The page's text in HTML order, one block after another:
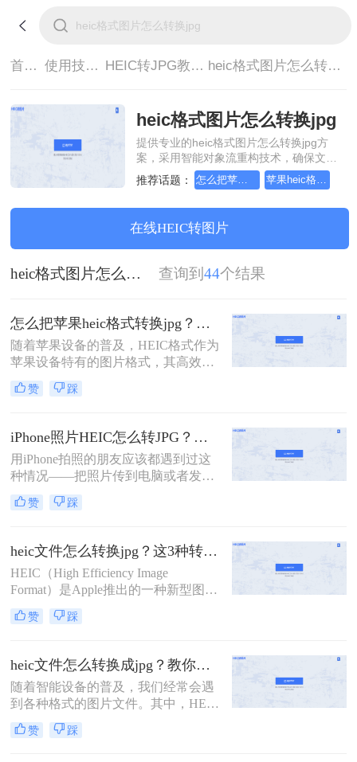
首页> 使用技巧> HEIC转JPG教程> heic格式图片怎么转换jpg
heic格式图片怎么转换jpg
提供专业的heic格式图片怎么转换jpg方
案，采用智能对象流重构技术，确保文档
1:1高保真还原且排版不乱码。支持一键批
量处理，全链路 SSL 加密保障隐私安全。
无需安装，高效办公。
推荐话题： 怎么把苹果heic格式转换jpg 苹果heic格式怎么转换成jpg
在线HEIC转图片
heic格式图片怎么转换jpg 查询到 44个结果
怎么把苹果heic格式转换jpg？来看看这几种方法吧！
随着苹果设备的普及，HEIC格式作为
苹果设备特有的图片格式，其高效性
和高质量的图像特点得到了广大用户
的青睐。然而，由于HEIC格式的特殊
上的兼容性并不理想。怎么把苹果
heic格式转换jpg成为了许多用户的需
求。本文将介绍四种将苹果HEIC格式
转换为JPG的方法，帮助用户轻松解
决兼容性问题。
赞 踩
iPhone照片HEIC怎么转JPG？试过几个管用的方法！
用iPhone拍照的朋友应该都遇到过这
种情况——把照片传到电脑或者发给
别人，结果对方打不开，文件后缀是
HEIC，不是熟悉的JPG。这是因为从
保存照片，体积小、画质好，但兼容
性确实是个问题。很多老旧设备、
Windows电脑、部分社交平台和网页
上传入口都不认这个格式。所
以"iphone照片heic怎么转jpg"成了不
少人的刚需。这篇文章按不同使用场
线转换、iPhone端设置和Mac自带工
具四条路子，帮你看完就能上手。
赞 踩
heic文件怎么转换jpg？这3种转换方法可以试试！
HEIC（High Efficiency Image
Format）是Apple推出的一种新型图像
格式，旨在通过HEVC（High
Efficiency Video Coding）编解码器实
HEIC格式的兼容性相对较差，有时我
们需要将其转换为更广泛支持的JPG
格式。那么heic文件怎么转换jpg呢？
本文将介绍三种将HEIC文件转换为
JPG的方法。
赞 踩
heic文件怎么转换成jpg？教你四招快速转换！
​随着智能设备的普及，我们经常会遇
到各种格式的图片文件。其中，HEIC
格式是苹果设备常用的图片格式，但
在非苹果设备或一些旧版软件中可能
赞 踩